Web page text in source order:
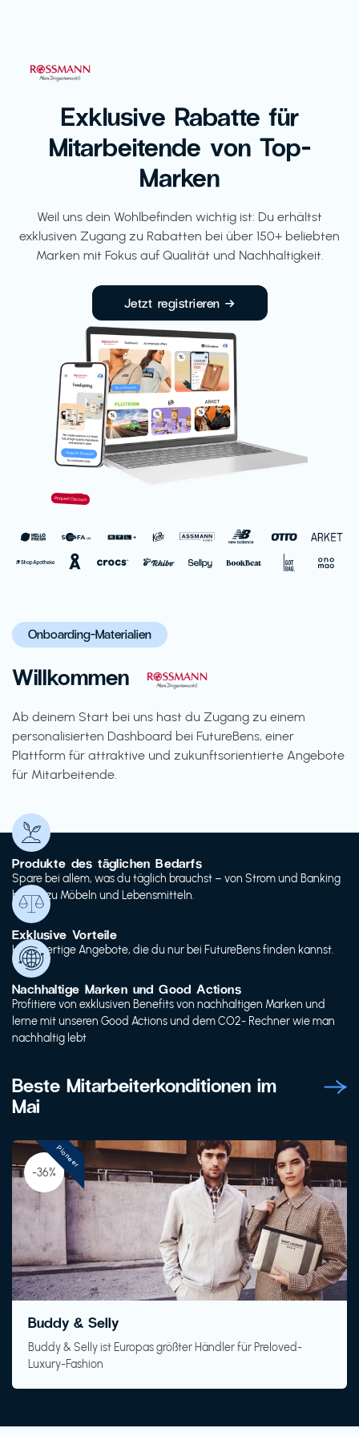
Exklusive Rabatte für
Mitarbeitende von Top-
Marken
Weil uns dein Wohlbefinden wichtig ist: Du erhältst
exklusiven Zugang zu Rabatten bei über 150+ beliebten
Marken mit Fokus auf Qualität und Nachhaltigkeit.
Jetzt registrieren →
Onboarding-Materialien
Willkommen
Ab deinem Start bei uns hast du Zugang zu einem
personalisierten Dashboard bei FutureBens, einer
Plattform für attraktive und zukunftsorientierte Angebote
für Mitarbeitende.
Produkte des täglichen Bedarfs
Spare bei allem, was du täglich brauchst – von Strom und Banking
bis hin zu Möbeln und Lebensmitteln.
Exklusive Vorteile
Hochwertige Angebote, die du nur bei FutureBens finden kannst.
Nachhaltige Marken und Good Actions
Profitiere von exklusiven Benefits von nachhaltigen Marken und
lerne mit unseren Good Actions und dem CO2- Rechner wie man
nachhaltig lebt
Beste Mitarbeiterkonditionen im
Mai
-36%
Buddy & Selly
Buddy & Selly ist Europas größter Händler für Preloved-
Luxury-Fashion
Pioneer